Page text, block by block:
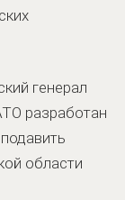
генерал
разработан
области